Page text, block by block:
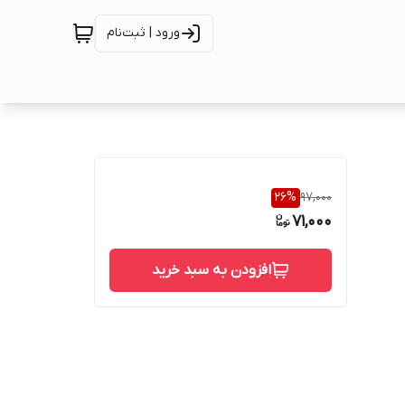
ورود | ثبت‌نام
97,000
26%
71,000
افزودن به سبد خرید